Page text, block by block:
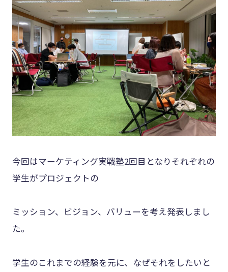
今回はマーケティング実戦塾2回目となりそれぞれの
学生がプロジェクトの
ミッション、ビジョン、バリューを考え発表しまし
た。
学生のこれまでの経験を元に、なぜそれをしたいと